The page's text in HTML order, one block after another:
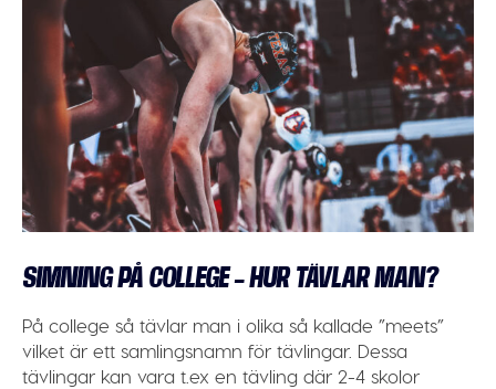
SIMNING PÅ COLLEGE – HUR TÄVLAR MAN?
På college så tävlar man i olika så kallade ”meets”
vilket är ett samlingsnamn för tävlingar. Dessa
tävlingar kan vara t.ex en tävling där 2-4 skolor